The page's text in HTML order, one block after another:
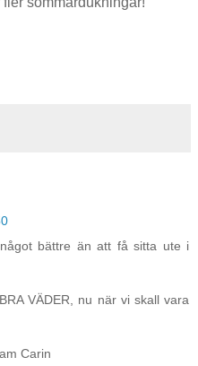
bättre än att få sitta ute i
VÄDER, nu när vi skall vara
Carin